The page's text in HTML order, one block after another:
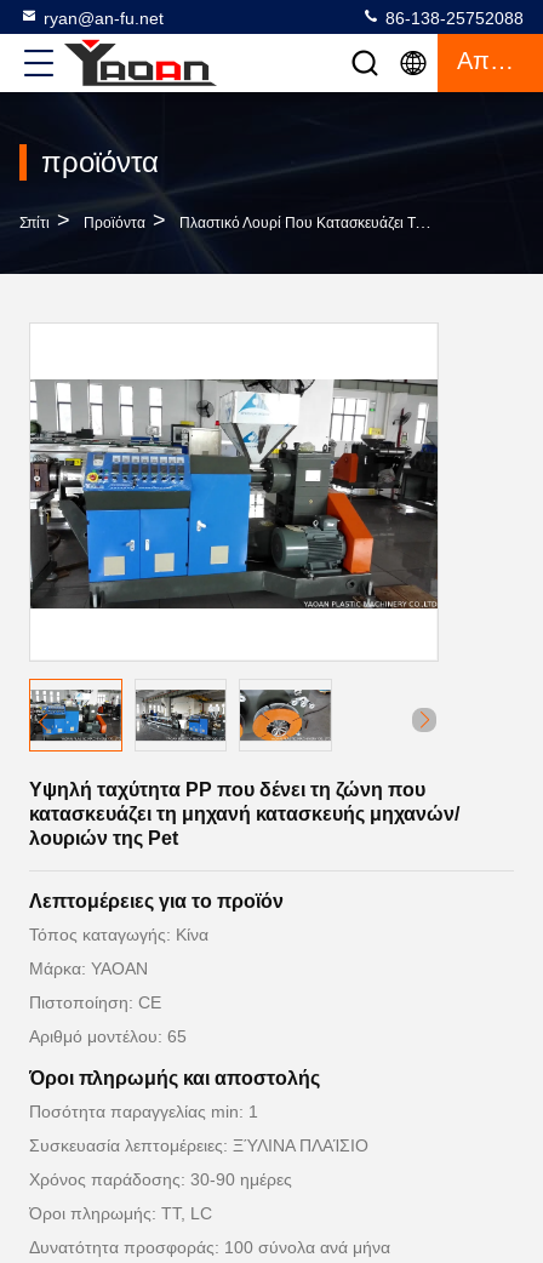
ryan@an-fu.net 86-138-25752088
Απόσπασμα
προϊόντα
Σπίτι > Προϊόντα > Πλαστικό Λουρί Που Κατασκευάζει Τη Μηχανή
Υψηλή ταχύτητα PP που δένει τη ζώνη που
κατασκευάζει τη μηχανή κατασκευής μηχανών/
λουριών της Pet
Λεπτομέρειες για το προϊόν
Τόπος καταγωγής: Κίνα
Μάρκα: YAOAN
Πιστοποίηση: CE
Αριθμό μοντέλου: 65
Όροι πληρωμής και αποστολής
Ποσότητα παραγγελίας min: 1
Συσκευασία λεπτομέρειες: ΞΎΛΙΝΑ ΠΛΑΊΣΙΟ
Χρόνος παράδοσης: 30-90 ημέρες
Όροι πληρωμής: TT, LC
Δυνατότητα προσφοράς: 100 σύνολα ανά μήνα